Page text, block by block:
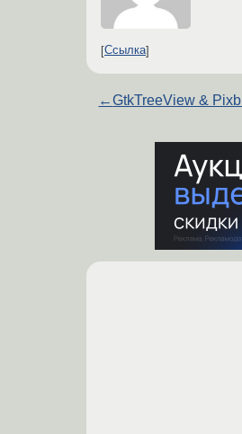
Ссылка
←GtkTreeView &